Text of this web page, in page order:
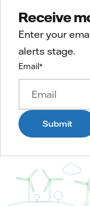
Receive
Enter your
alerts stage.
Email*
Submit